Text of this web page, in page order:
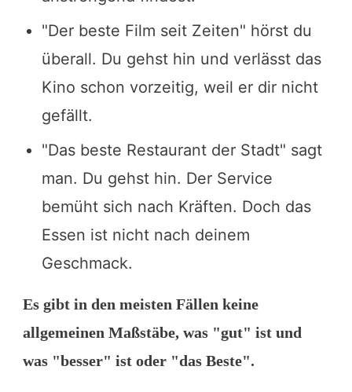
"Der beste Film seit Zeiten" hörst du
überall. Du gehst hin und verlässt das
Kino schon vorzeitig, weil er dir nicht
gefällt.
"Das beste Restaurant der Stadt" sagt
man. Du gehst hin. Der Service
bemüht sich nach Kräften. Doch das
Essen ist nicht nach deinem
Geschmack.
Es gibt in den meisten Fällen keine
allgemeinen Maßstäbe, was "gut" ist und
was "besser" ist oder "das Beste".